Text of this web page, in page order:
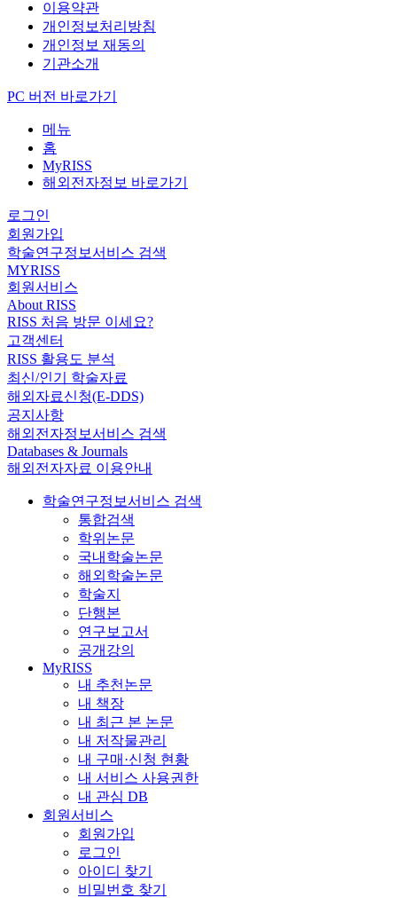
이용약관
개인정보처리방침
개인정보 재동의
기관소개
PC 버전 바로가기
메뉴
홈
MyRISS
해외전자정보 바로가기
로그인
회원가입
학술연구정보서비스 검색
MYRISS
회원서비스
About RISS
RISS 처음 방문 이세요?
고객센터
RISS 활용도 분석
최신/인기 학술자료
해외자료신청(E-DDS)
공지사항
해외전자정보서비스 검색
Databases & Journals
해외전자자료 이용안내
학술연구정보서비스 검색
통합검색
학위논문
국내학술논문
해외학술논문
학술지
단행본
연구보고서
공개강의
MyRISS
내 추천논문
내 책장
내 최근 본 논문
내 저작물관리
내 구매·신청 현황
내 서비스 사용권한
내 관심 DB
회원서비스
회원가입
로그인
아이디 찾기
비밀번호 찾기